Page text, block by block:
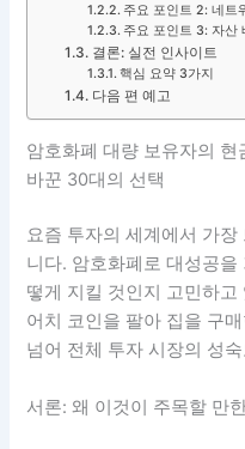
주요 포인트 2: 네트
주요 포인트 3: 자산
결론: 실전 인사이트
핵심 요약 3가지
다음 편 예고
암호화폐 대량 보유자의
바꾼 30대의 선택
요즘 투자의 세계에서 가장
니다. 암호화폐로 대성공
떻게 지킬 것인지 고민하
어치 코인을 팔아 집을 구
넘어 전체 투자 시장의 성
서론: 왜 이것이 주목할 만